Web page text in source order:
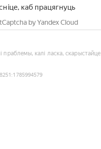
каб працягнуць
by Yandex Cloud
праблемы, калі ласка, скарыстайце
:1785994579